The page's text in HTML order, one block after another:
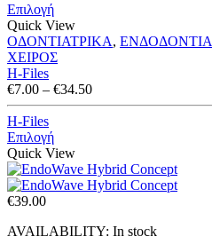
Επιλογή
Quick View
ΟΔΟΝΤΙΑΤΡΙΚΑ, ΕΝΔΟΔΟΝΤΙΑ
ΧΕΙΡΟΣ
H-Files
€7.00 – €34.50Price
range:
H-Files
Επιλογή
Quick View
€39.00
AVAILABILITY: In stock